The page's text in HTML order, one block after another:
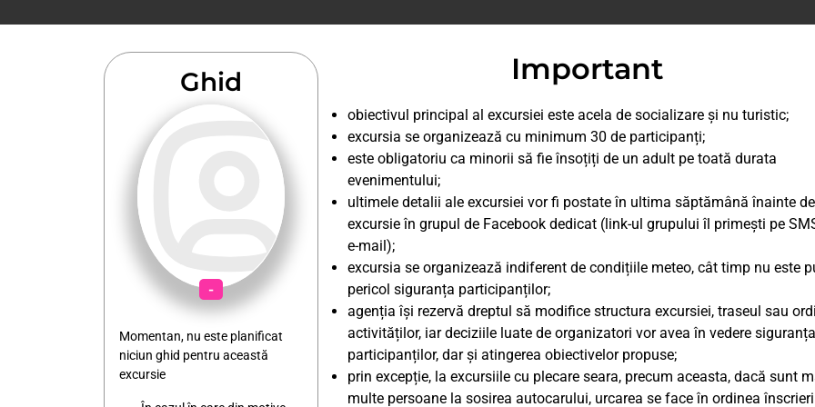
asigurări storno în cel mult 3 zile
lucrătoare de la finalizarea
Ghid
-
Momentan, nu este planificat
niciun ghid pentru această
excursie
Important
obiectivul principal al excursiei este acela de socializare și nu turistic;
excursia se organizează cu minimum 30 de participanți;
este obligatoriu ca minorii să fie însoțiți de un adult pe toată durata
evenimentului;
ultimele detalii ale excursiei vor fi postate în ultima săptămână înainte de
excursie în grupul de Facebook dedicat (link-ul grupului îl primești pe
e-mail);
excursia se organizează indiferent de condițiile meteo, cât timp nu este
pericol siguranța participanților;
agenția își rezervă dreptul să modifice structura excursiei, traseul sau
activităților, iar deciziile luate de organizatori vor avea în vedere siguranța
participanților, dar și atingerea obiectivelor propuse;
prin excepție, la excursiile cu plecare seara, precum aceasta, dacă sunt
multe persoane la sosirea autocarului, urcarea se face în ordinea